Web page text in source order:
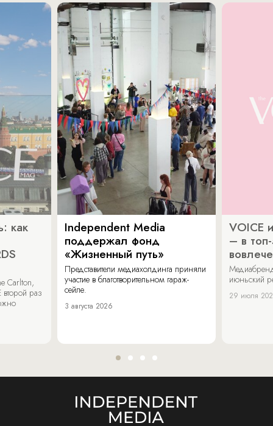
как
Carlton,
раз
Independent Media
поддержал фонд
«Жизненный путь»
Представители медиахолдинга приняли
участие в благотворительном гараж-
сейле.
3 августа 2026
VOICE
– в
июньский
29 июля